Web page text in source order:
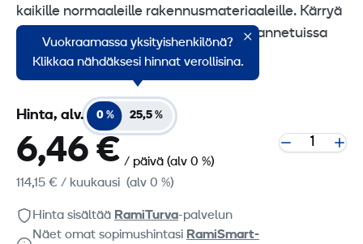
kaikille normaaleille rakennusmateriaaleille. Kärryä
voidaan käyttää myös siirtonostoihin annetuissa
kuormitusrajoissa.
Vuokraamassa yksityishenkilönä?
Klikkaa nähdäksesi hinnat verollisina.
Hinta, alv. 0 % 25,5 %
6,46 € / päivä (alv 0 %)
114,15 € / kuukausi (alv 0 %)
Hinta sisältää RamiTurva-palvelun
Näet omat sopimushintasi RamiSmart-